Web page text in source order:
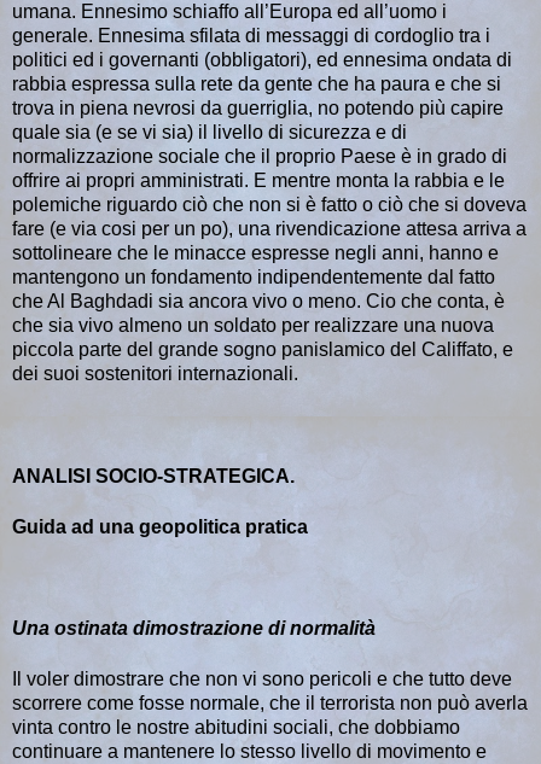
umana. Ennesimo schiaffo all’Europa ed all’uomo i
generale. Ennesima sfilata di messaggi di cordoglio tra i
politici ed i governanti (obbligatori), ed ennesima ondata di
rabbia espressa sulla rete da gente che ha paura e che si
trova in piena nevrosi da guerriglia, no potendo più capire
quale sia (e se vi sia) il livello di sicurezza e di
normalizzazione sociale che il proprio Paese è in grado di
offrire ai propri amministrati. E mentre monta la rabbia e le
polemiche riguardo ciò che non si è fatto o ciò che si doveva
fare (e via cosi per un po), una rivendicazione attesa arriva a
sottolineare che le minacce espresse negli anni, hanno e
mantengono un fondamento indipendentemente dal fatto
che Al Baghdadi sia ancora vivo o meno. Cio che conta, è
che sia vivo almeno un soldato per realizzare una nuova
piccola parte del grande sogno panislamico del Califfato, e
dei suoi sostenitori internazionali.
ANALISI SOCIO-STRATEGICA.
Guida ad una geopolitica pratica
Una ostinata dimostrazione di normalità
Il voler dimostrare che non vi sono pericoli e che tutto deve
scorrere come fosse normale, che il terrorista non può averla
vinta contro le nostre abitudini sociali, che dobbiamo
continuare a mantenere lo stesso livello di movimento e